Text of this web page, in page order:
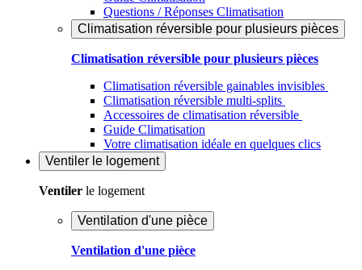
Questions / Réponses Climatisation
Climatisation réversible pour plusieurs pièces
Climatisation réversible pour plusieurs pièces
Climatisation réversible gainables invisibles
Climatisation réversible multi-splits
Accessoires de climatisation réversible
Guide Climatisation
Votre climatisation idéale en quelques clics
Ventiler le logement
Ventiler le logement
Ventilation d'une pièce
Ventilation d'une pièce